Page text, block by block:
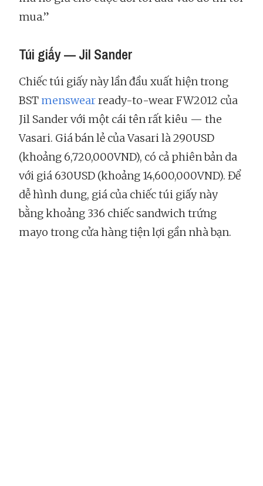
mua.”
Túi giấy — Jil Sander
Chiếc túi giấy này lần đầu xuất hiện trong
BST menswearready-to-wear FW2012 của
Jil Sander với một cái tên rất kiêu — the
Vasari. Giá bán lẻ của Vasari là 290USD
(khoảng 6,720,000VND), có cả phiên bản da
với giá 630USD (khoảng 14,600,000VND). Để
dễ hình dung, giá của chiếc túi giấy này
bằng khoảng 336 chiếc sandwich trứng
mayo trong cửa hàng tiện lợi gần nhà bạn.